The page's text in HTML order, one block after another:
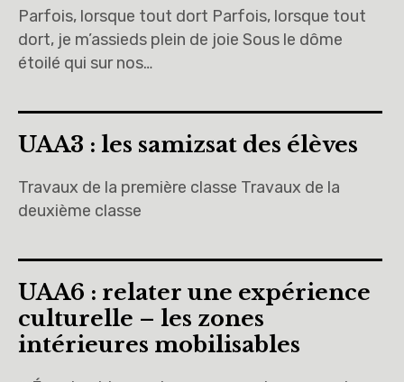
Parfois, lorsque tout dort Parfois, lorsque tout
dort, je m’assieds plein de joie Sous le dôme
étoilé qui sur nos…
UAA3 : les samizsat des élèves
Travaux de la première classe Travaux de la
deuxième classe
UAA6 : relater une expérience
culturelle – les zones
intérieures mobilisables